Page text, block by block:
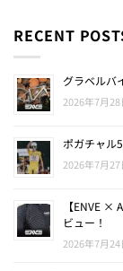
RECENT
グラベルバ
2026年7月28
ポガチャル
2026年7月27
【ENVE ×
ビュー！
2026年7月24